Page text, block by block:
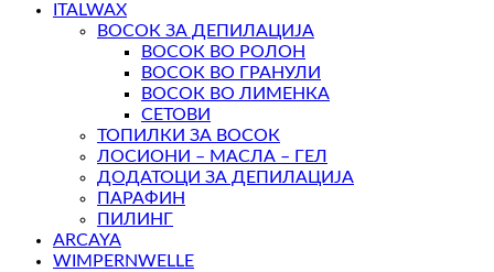
ITALWAX
ВОСОК ЗА ДЕПИЛАЦИЈА
ВОСОК ВО РОЛОН
ВОСОК ВО ГРАНУЛИ
ВОСОК ВО ЛИМЕНКА
СЕТОВИ
ТОПИЛКИ ЗА ВОСОК
ЛОСИОНИ – МАСЛА – ГЕЛ
ДОДАТОЦИ ЗА ДЕПИЛАЦИЈА
ПАРАФИН
ПИЛИНГ
ARCAYA
WIMPERNWELLE